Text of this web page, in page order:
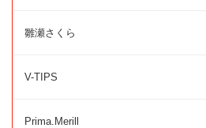
雛瀬さくら
V-TIPS
Prima.Merill